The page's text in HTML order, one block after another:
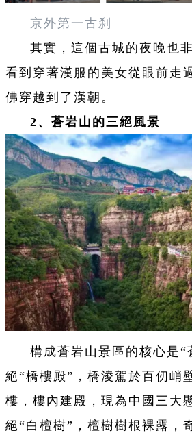
京外第一古刹
其實，這個古城的夜晚也
看到穿著漢服的美女從眼前走
佛穿越到了漢朝。
2、蒼岩山的三絕風景
構成蒼岩山景區的核心是“
絕“橋樓殿”，橋淩駕於百仞峭
樓，樓內建殿，現為中國三大
絕“白檀樹”，檀樹樹根裸露，